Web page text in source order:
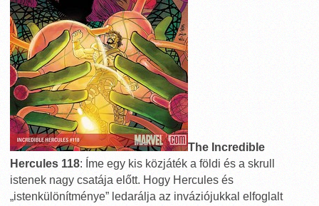
The Incredible
Hercules 118: Íme egy kis közjáték a földi és a skrull
istenek nagy csatája előtt. Hogy Hercules és
„istenkülönítménye” ledarálja az inváziójukkal elfoglalt